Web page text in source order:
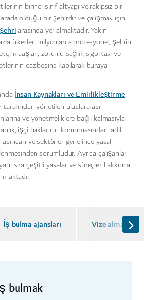
birinci sınıf altyapı ve rakipsiz bir
olduğu bir şehirdir ve çalışmak için
arasında yer almaktadır. Yakın
ülkeden milyonlarca profesyonel, şehrin
maaşları, zorunlu sağlık sigortası ve
cazibesine kapılarak buraya
İnsan Kaynakları ve Emirlikleştirme
yönetilen uluslararası
ve yönetmeliklere bağlı kalmasıyla
işçi haklarının korunmasından, adil
ve sektörler genelinde yasal
sorumludur. Ayrıca çalışanlar
sıra çeşitli yasalar ve süreçler hakkında
İş bulma ajansları Vize alma ve iş
bulmak